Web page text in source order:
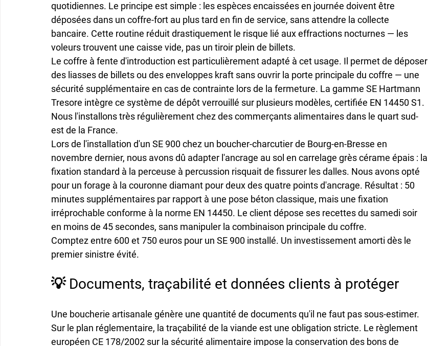
quotidiennes. Le principe est simple : les espèces encaissées en journée doivent être
déposées dans un coffre-fort au plus tard en fin de service, sans attendre la collecte
bancaire. Cette routine réduit drastiquement le risque lié aux effractions nocturnes — les
voleurs trouvent une caisse vide, pas un tiroir plein de billets.
Le coffre à fente d'introduction est particulièrement adapté à cet usage. Il permet de déposer
des liasses de billets ou des enveloppes kraft sans ouvrir la porte principale du coffre — une
sécurité supplémentaire en cas de contrainte lors de la fermeture. La gamme SE Hartmann
Tresore intègre ce système de dépôt verrouillé sur plusieurs modèles, certifiée EN 14450 S1.
Nous l'installons très régulièrement chez des commerçants alimentaires dans le quart sud-
est de la France.
Lors de l'installation d'un SE 900 chez un boucher-charcutier de Bourg-en-Bresse en
novembre dernier, nous avons dû adapter l'ancrage au sol en carrelage grès cérame épais : la
fixation standard à la perceuse à percussion risquait de fissurer les dalles. Nous avons opté
pour un forage à la couronne diamant pour deux des quatre points d'ancrage. Résultat : 50
minutes supplémentaires par rapport à une pose béton classique, mais une fixation
irréprochable conforme à la norme EN 14450. Le client dépose ses recettes du samedi soir
en moins de 45 secondes, sans manipuler la combinaison principale du coffre.
Comptez entre 600 et 750 euros pour un SE 900 installé. Un investissement amorti dès le
premier sinistre évité.
💡 Documents, traçabilité et données clients à protéger
Une boucherie artisanale génère une quantité de documents qu'il ne faut pas sous-estimer.
Sur le plan réglementaire, la traçabilité de la viande est une obligation stricte. Le règlement
européen CE 178/2002 sur la sécurité alimentaire impose la conservation des bons de